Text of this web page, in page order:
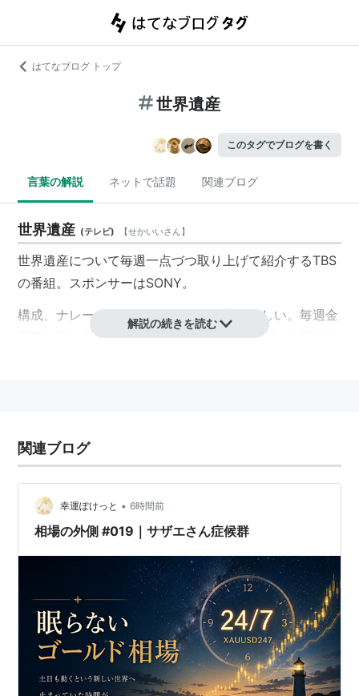
はてなブログ トップ
世界遺産
このタグでブログを書く
言葉の解説 ネットで話題 関連ブログ
世界遺産 (テレビ) 【せかいいさん】
世界遺産について毎週一点づつ取り上げて紹介するTBS
の番組。スポンサーはSONY。
構成、ナレーション、音楽、映像が素晴らしい。毎週金
曜日に同じ週の月曜日に放送された内容をBS-iで再放送
世界遺産 (社会
1972年のユネスコ総会で採択された「世界遺産条約」
に基づいて、「世界遺産リスト」に記載された自然や文
化のこと．
世界中のあらゆる地域には、国や民族が誇る文化
財や自然環境があります。
世界遺産とは、現代を生きる世界のすべての人び
とが共有し、
未来の世代に引き継いでいくべき人類共通の宝物
のことです。
解説の続きを読む
関連ブログ
幸運ぽけっと • 6時間前
相場の外側 #019｜サザエさん症候群